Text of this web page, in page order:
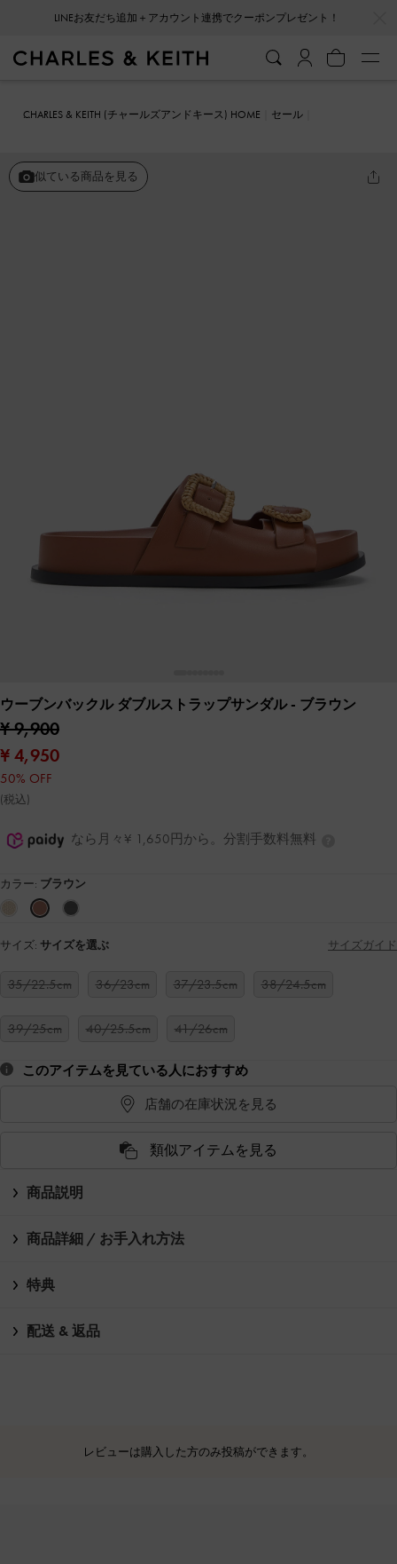
LINEお友だち追加＋アカウント連携でクーポンプレゼント！
CHARLES & KEITH (チャールズアンドキース) HOME
セール
似ている商品を見る
ウーブンバックル ダブルストラップサンダル- ブラウン
¥ 9,900
¥ 4,950
50% OFF
(税込)
なら月々¥ 1,650円から。分割手数料無料
カラー: ブラウン
サイズ: サイズを選ぶ サイズガイド
35/22.5cm 36/23cm 37/23.5cm 38/24.5cm
39/25cm 40/25.5cm 41/26cm
このアイテムを見ている人におすすめ
店舗の在庫状況を見る
類似アイテムを見る
商品説明
商品詳細 / お手入れ方法
特典
配送 & 返品
レビューは購入した方のみ投稿ができます。